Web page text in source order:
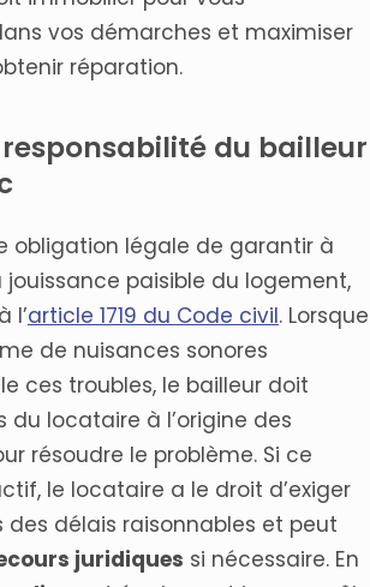
vos démarches et maximiser
réparation.
responsabilité du bailleur
obligation légale de garantir à
jouissance paisible du logement,
l’article 1719 du Code civil. Lorsque
de nuisances sonores
ces troubles, le bailleur doit
du locataire à l’origine des
résoudre le problème. Si ce
le locataire a le droit d’exiger
délais raisonnables et peut
juridiques si nécessaire. En